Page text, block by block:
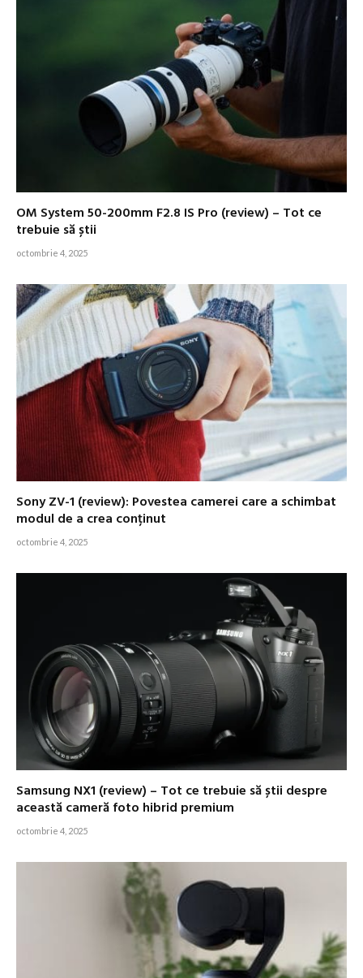
OM System 50-200mm F2.8 IS Pro (review) – Tot ce
trebuie să știi
octombrie 4, 2025
Sony ZV-1 (review): Povestea camerei care a schimbat
modul de a crea conținut
octombrie 4, 2025
Samsung NX1 (review) – Tot ce trebuie să știi despre
această cameră foto hibrid premium
octombrie 4, 2025